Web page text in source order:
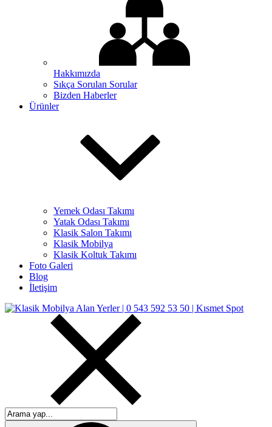
Hakkımızda
Sıkça Sorulan Sorular
Bizden Haberler
Ürünler
Yemek Odası Takımı
Yatak Odası Takımı
Klasik Salon Takımı
Klasik Mobilya
Klasik Koltuk Takımı
Foto Galeri
Blog
İletişim